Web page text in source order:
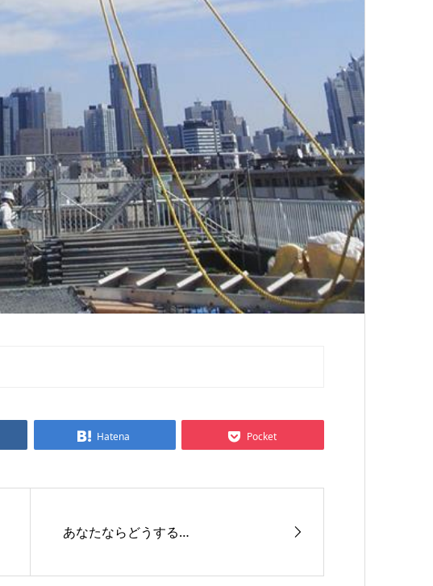
Hatena Pocket
あなたならどうする…